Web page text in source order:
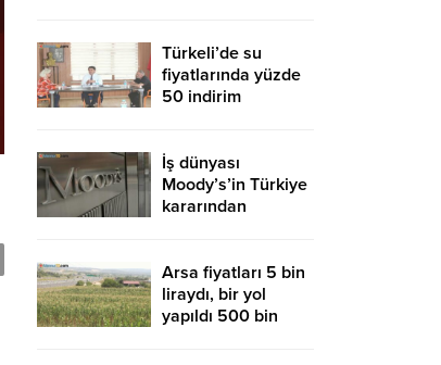
Türkeli’de su
fiyatlarında yüzde
50 indirim
İş dünyası
Moody’s’in Türkiye
kararından
Arsa fiyatları 5 bin
liraydı, bir yol
yapıldı 500 bin